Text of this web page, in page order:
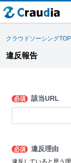
クラウドソーシングTOP
違反報告
必須 該当URL
必須 違反理由
違反していると思う